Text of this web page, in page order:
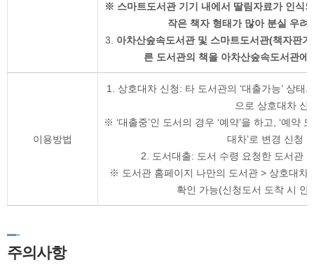
※ 스마트도서관 기기 내에서 딸림자료가 인식
작은 책자 형태가 많아 분실 우려
3. 아차산숲속도서관 및 스마트도서관(책자판
른 도서관의 책을 아차산숲속도서관에
이용방법
1. 상호대차 신청: 타 도서관의 ‘대출가능’ 상태
으로 상호대차 신
※ ‘대출중’인 도서의 경우 ‘예약’을 하고, ‘예약
대차’로 변경 신청
2. 도서대출: 도서 수령 요청한 도서관
※ 도서관 홈페이지 나만의 도서관 > 상호대차
확인 가능(신청도서 도착 시 안
주의사항